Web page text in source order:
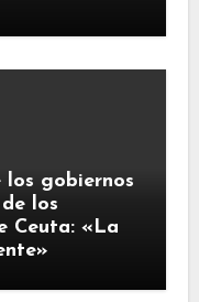
gobiernos
los
Ceuta: «La